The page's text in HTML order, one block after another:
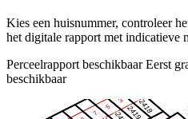
Kies een huisnummer, controleer
het digitale rapport met indicatieve
Perceelrapport beschikbaar Eerst
beschikbaar